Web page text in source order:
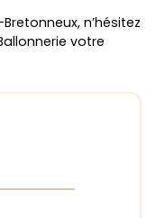
n’hésitez
votre